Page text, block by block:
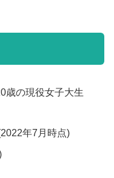
歳の現役女子大生
年7月時点)